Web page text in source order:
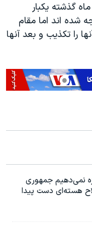
گذشته یکبار
شده اند اما مقام
را تکذیب و بعد آنها
نمی‌دهیم جمهوری
هسته‌ای دست پیدا